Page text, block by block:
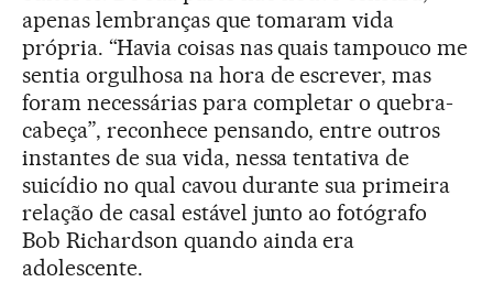
apenas lembranças que tomaram vida
própria. “Havia coisas nas quais tampouco me
sentia orgulhosa na hora de escrever, mas
foram necessárias para completar o quebra-
cabeça”, reconhece pensando, entre outros
instantes de sua vida, nessa tentativa de
suicídio no qual cavou durante sua primeira
relação de casal estável junto ao fotógrafo
Bob Richardson quando ainda era
adolescente.